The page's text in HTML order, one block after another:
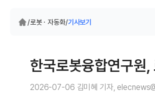
/로봇 · 자동화/기사보기
한국로봇융합연구원
2026-07-06 김미혜 기자,